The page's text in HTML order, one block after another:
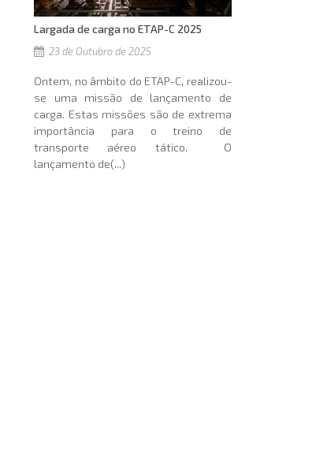
Largada de carga no ETAP-C 2025
23 de Outubro de 2025
Ontem, no âmbito do ETAP-C, realizou-
se uma missão de lançamento de
carga. Estas missões são de extrema
importância para o treino de
transporte aéreo tático. O
lançamento de(...)